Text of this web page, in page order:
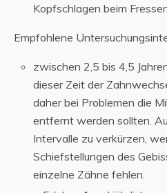
Kopfschlagen beim Fressen
Empfohlene
zwischen 2,5 bis 4,5
dieser Zeit der
daher bei Problemen die
entfernt werden sollten.
Intervalle zu verkürzen,
Schiefstellungen des
einzelne Zähne fehlen.